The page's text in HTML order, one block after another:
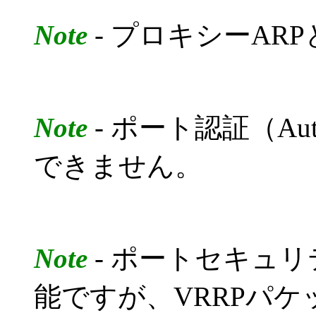
Note - プロキシー
Note - ポート認証（
できません。
Note - ポートセキュリ
能ですが、VRRPパ